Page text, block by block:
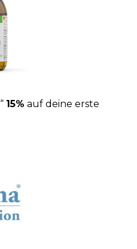
“ 15% auf deine erste